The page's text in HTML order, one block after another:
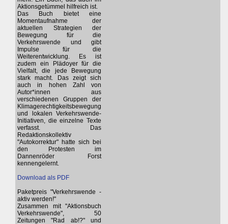
Aktionsgetümmel hilfreich ist.
Das Buch bietet eine
Momentaufnahme der
aktuellen Strategien der
Bewegung für die
Verkehrswende und gibt
Impulse für die
Weiterentwicklung. Es ist
zudem ein Plädoyer für die
Vielfalt, die jede Bewegung
stark macht. Das zeigt sich
auch in hohen Zahl von
Autor*innen aus
verschiedenen Gruppen der
Klimagerechtigkeitsbewegung
und lokalen Verkehrswende-
Initiativen, die einzelne Texte
verfasst. Das
Redaktionskollektiv
"Autokorrektur" hatte sich bei
den Protesten im
Dannenröder Forst
kennengelernt.
Download als PDF
Paketpreis "Verkehrswende -
aktiv werden!"
Zusammen mit "Aktionsbuch
Verkehrswende", 50
Zeitungen "Rad ab!?" und